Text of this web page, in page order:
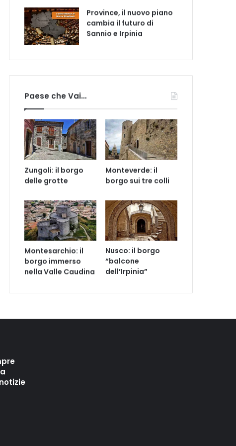
Province, il nuovo piano
cambia il futuro di
Sannio e Irpinia
Paese che Vai…
Zungoli: il borgo
delle grotte
Monteverde: il
borgo sui tre colli
Montesarchio: il
borgo immerso
nella Valle Caudina
Nusco: il borgo
“balcone
dell’Irpinia”